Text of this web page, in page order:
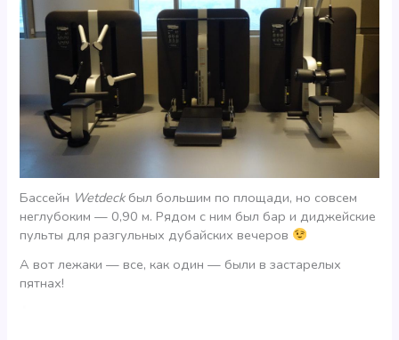
Бассейн Wetdeckбыл большим по площади, но совсем
неглубоким — 0,90 м. Рядом с ним был бар и диджейские
пульты для разгульных дубайских вечеров
А вот лежаки — все, как один — были в застарелых
пятнах!